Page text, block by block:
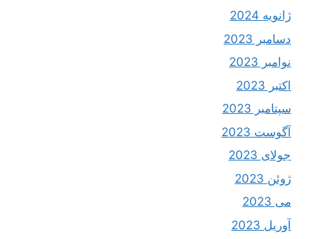
ژانویه 2024
دسامبر 2023
نوامبر 2023
اکتبر 2023
سپتامبر 2023
آگوست 2023
جولای 2023
ژوئن 2023
می 2023
آوریل 2023